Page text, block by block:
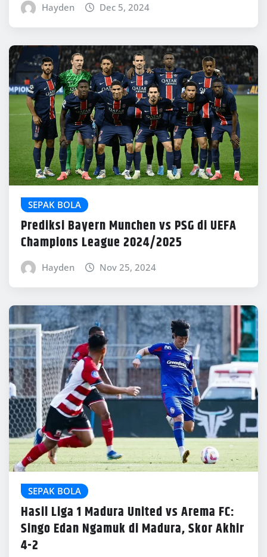
Hayden Dec 5, 2024
SEPAK BOLA
Prediksi Bayern Munchen vs PSG di UEFA
Champions League 2024/2025
Hayden Nov 25, 2024
SEPAK BOLA
Hasil Liga 1 Madura United vs Arema FC:
Singo Edan Ngamuk di Madura, Skor Akhir
4-2